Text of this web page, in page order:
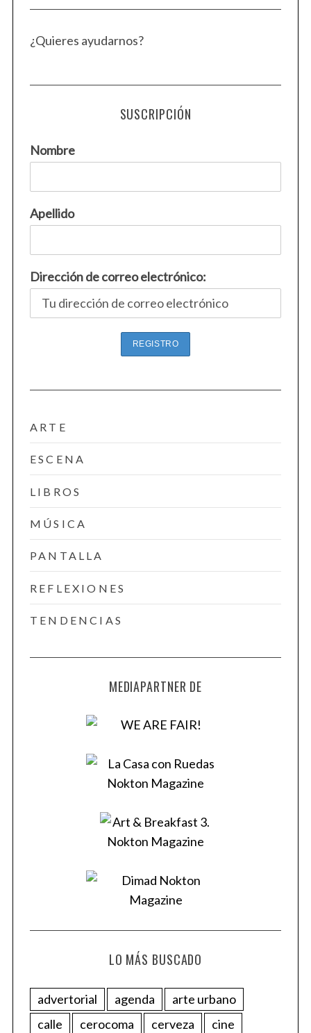
¿Quieres ayudarnos?
SUSCRIPCIÓN
Nombre
Apellido
Dirección de correo electrónico:
ARTE
ESCENA
LIBROS
MÚSICA
PANTALLA
REFLEXIONES
TENDENCIAS
MEDIAPARTNER DE
LO MÁS BUSCADO
advertorial agenda
arte urbano
calle
cerocoma cerveza
cine